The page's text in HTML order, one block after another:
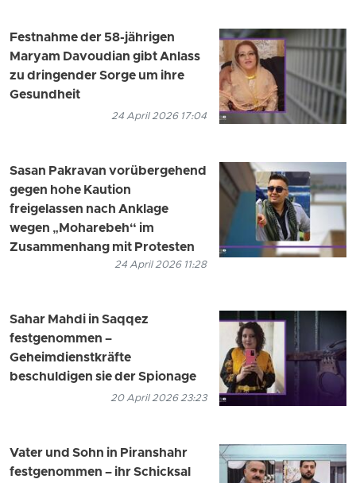
Festnahme der 58-jährigen
Maryam Davoudian gibt Anlass
zu dringender Sorge um ihre
Gesundheit
24 April 2026 17:04
Sasan Pakravan vorübergehend
gegen hohe Kaution
freigelassen nach Anklage
wegen „Moharebeh“ im
Zusammenhang mit Protesten
24 April 2026 11:28
Sahar Mahdi in Saqqez
festgenommen –
Geheimdienstkräfte
beschuldigen sie der Spionage
20 April 2026 23:23
Vater und Sohn in Piranshahr
festgenommen – ihr Schicksal